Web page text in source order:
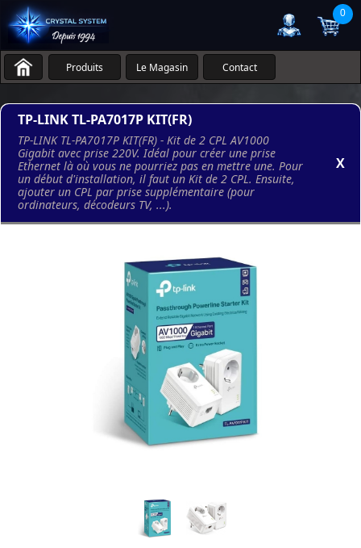
0
Produits Le Magasin Contact
TP-LINK TL-PA7017P KIT(FR)
TP-LINK TL-PA7017P KIT(FR) - Kit de 2 CPL AV1000
Gigabit avec prise 220V. Idéal pour créer une prise
Ethernet là où vous ne pourriez pas en mettre une. Pour
un début d'installation, il faut un Kit de 2 CPL. Ensuite,
ajouter un CPL par prise supplémentaire (pour
ordinateurs, décodeurs TV, ...).
X